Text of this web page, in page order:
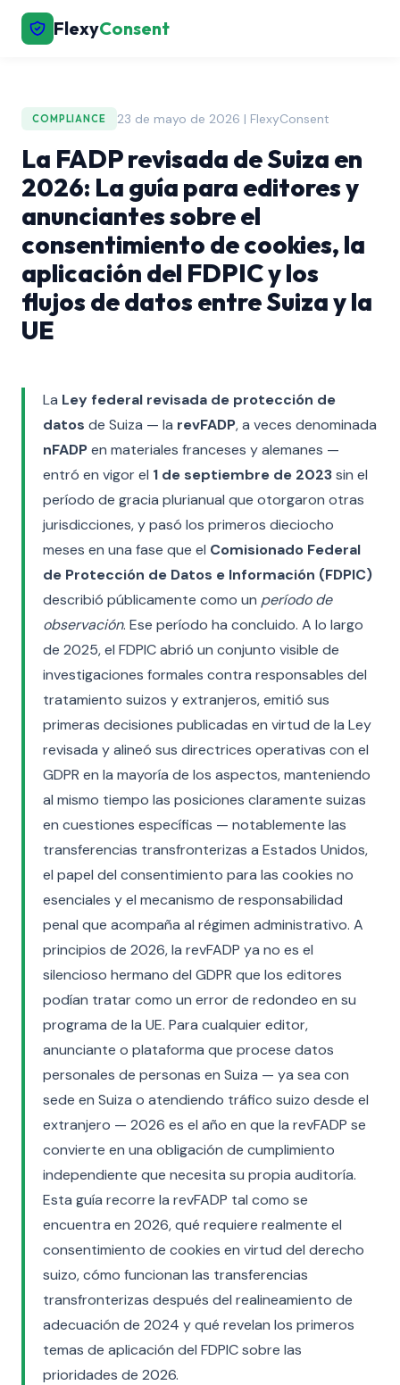
FlexyConsent
COMPLIANCE 23 de mayo de 2026 | FlexyConsent
La FADP revisada de Suiza en
2026: La guía para editores y
anunciantes sobre el
consentimiento de cookies, la
aplicación del FDPIC y los
flujos de datos entre Suiza y la
UE
La Ley federal revisada de protección de
datos de Suiza — la revFADP, a veces denominada
nFADPen materiales franceses y alemanes —
entró en vigor el 1 de septiembre de 2023sin el
período de gracia plurianual que otorgaron otras
jurisdicciones, y pasó los primeros dieciocho
meses en una fase que el Comisionado Federal
de Protección de Datos e Información (FDPIC)
describió públicamente como un período de
observación. Ese período ha concluido. A lo largo
de 2025, el FDPIC abrió un conjunto visible de
investigaciones formales contra responsables del
tratamiento suizos y extranjeros, emitió sus
primeras decisiones publicadas en virtud de la Ley
revisada y alineó sus directrices operativas con el
GDPR en la mayoría de los aspectos, manteniendo
al mismo tiempo las posiciones claramente suizas
en cuestiones específicas — notablemente las
transferencias transfronterizas a Estados Unidos,
el papel del consentimiento para las cookies no
esenciales y el mecanismo de responsabilidad
penal que acompaña al régimen administrativo. A
principios de 2026, la revFADP ya no es el
silencioso hermano del GDPR que los editores
podían tratar como un error de redondeo en su
programa de la UE. Para cualquier editor,
anunciante o plataforma que procese datos
personales de personas en Suiza — ya sea con
sede en Suiza o atendiendo tráfico suizo desde el
extranjero — 2026 es el año en que la revFADP se
convierte en una obligación de cumplimiento
independiente que necesita su propia auditoría.
Esta guía recorre la revFADP tal como se
encuentra en 2026, qué requiere realmente el
consentimiento de cookies en virtud del derecho
suizo, cómo funcionan las transferencias
transfronterizas después del realineamiento de
adecuación de 2024 y qué revelan los primeros
temas de aplicación del FDPIC sobre las
prioridades de 2026.